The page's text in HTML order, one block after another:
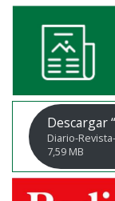
Descargar
Diario-
7,59 MB